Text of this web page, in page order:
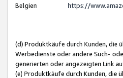
Belgien
https://
(d) Produktkäufe durch Kunden, die
Werbedienste oder andere Such-
generierten oder angezeigten Link
(e) Produktkäufe durch Kunden, die